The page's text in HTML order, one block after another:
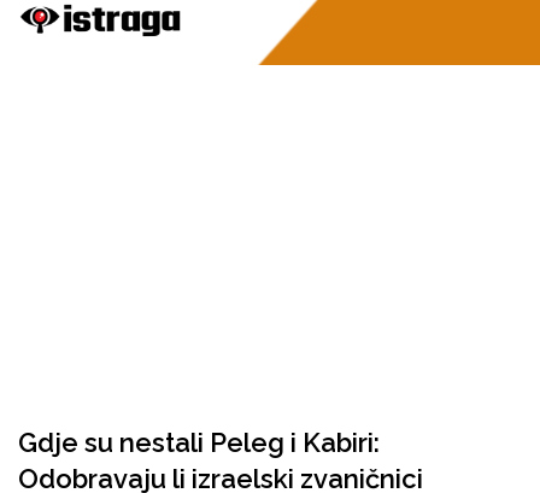
Gdje su nestali Peleg i Kabiri:
Odobravaju li izraelski zvaničnici